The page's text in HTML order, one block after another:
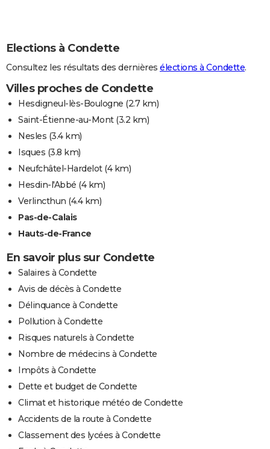
Elections à Condette
Consultez les résultats des dernières élections à Condette.
Villes proches de Condette
Hesdigneul-lès-Boulogne (2.7 km)
Saint-Étienne-au-Mont(3.2 km)
Nesles (3.4 km)
Isques (3.8 km)
Neufchâtel-Hardelot(4 km)
Hesdin-l'Abbé (4 km)
Verlincthun (4.4 km)
Pas-de-Calais
Hauts-de-France
En savoir plus sur Condette
Salaires à Condette
Avis de décès à Condette
Délinquance à Condette
Pollution à Condette
Risques naturels à Condette
Nombre de médecins à Condette
Impôts à Condette
Dette et budget de Condette
Climat et historique météo de Condette
Accidents de la route à Condette
Classement des lycées à Condette